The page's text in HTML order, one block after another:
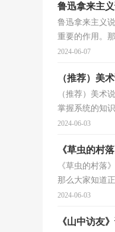
鲁迅拿来主
鲁迅拿来主义
重要的作用。
2024-06-07
（推荐）美
（推荐）美术
掌握系统的知
2024-06-03
《草虫的村
《草虫的村落
那么大家知道
2024-06-03
《山中访友